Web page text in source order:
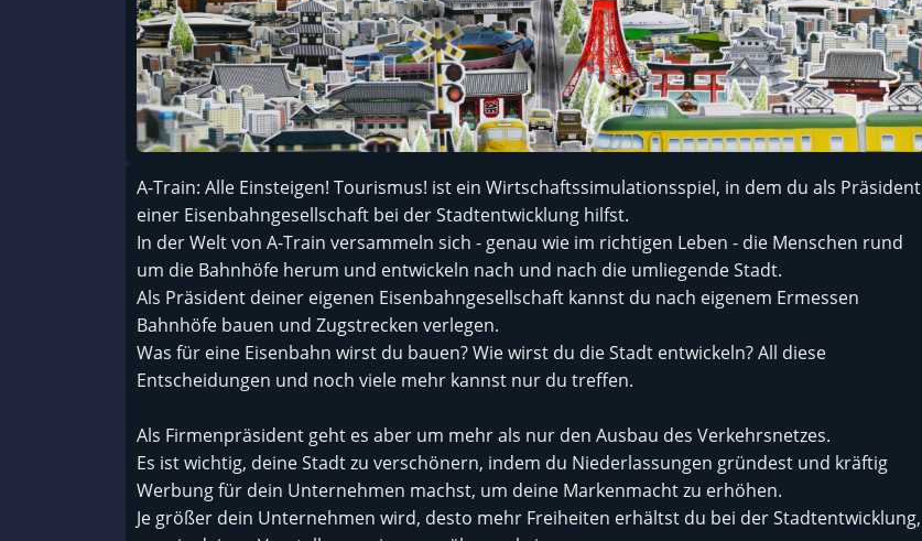
A-Train: Alle Einsteigen! Tourismus! ist ein Wirtschaftssimulationsspiel, in dem du als Präsident
einer Eisenbahngesellschaft bei der Stadtentwicklung hilfst.
In der Welt von A-Train versammeln sich - genau wie im richtigen Leben - die Menschen rund
um die Bahnhöfe herum und entwickeln nach und nach die umliegende Stadt.
Als Präsident deiner eigenen Eisenbahngesellschaft kannst du nach eigenem Ermessen
Bahnhöfe bauen und Zugstrecken verlegen.
Was für eine Eisenbahn wirst du bauen? Wie wirst du die Stadt entwickeln? All diese
Entscheidungen und noch viele mehr kannst nur du treffen.
Als Firmenpräsident geht es aber um mehr als nur den Ausbau des Verkehrsnetzes.
Es ist wichtig, deine Stadt zu verschönern, indem du Niederlassungen gründest und kräftig
Werbung für dein Unternehmen machst, um deine Markenmacht zu erhöhen.
Je größer dein Unternehmen wird, desto mehr Freiheiten erhältst du bei der Stadtentwicklung,